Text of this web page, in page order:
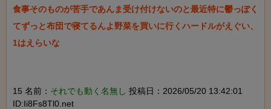
食事そのものが苦手であんま受け付けないのと最近特に鬱っぽく
てずっと布団で寝てるんよ野菜を買いに行くハードルがえぐい、
1はえらいな
15 名前： それでも動く名無し 投稿日：2026/05/20 13:42:01
ID:Ii8Fs8Tl0.net